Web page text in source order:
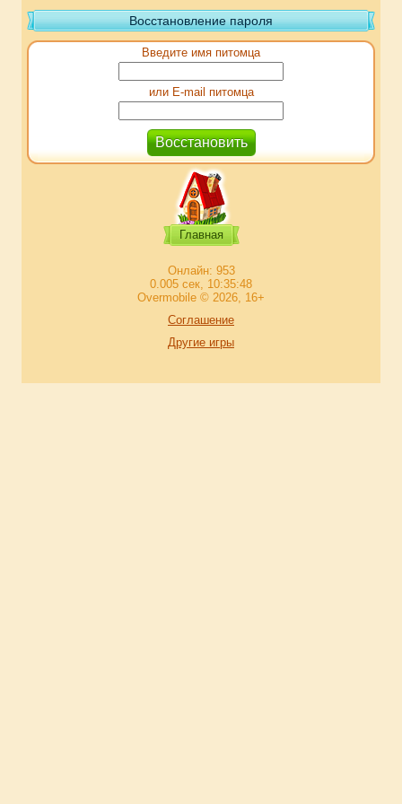
Восстановление пароля
Введите имя питомца
или E-mail питомца
Главная
Онлайн: 953
0.005 сек, 10:35:48
Overmobile © 2026, 16+
Соглашение
Другие игры